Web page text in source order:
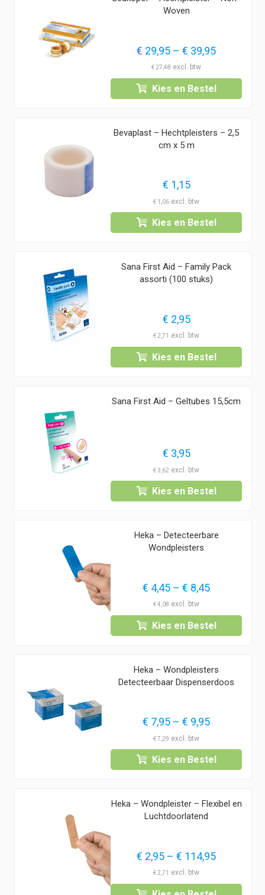
Woven
€ 29,95 – € 39,95
tot
€ 39,95
€27,48
Kies en Bestel
Bevaplast – Hechtpleisters – 2,5
cm x 5 m
€ 1,15
€ 1,06
Kies en Bestel
Sana First Aid – Family Pack
assorti (100 stuks)
€ 2,95
€2,71
Kies en Bestel
Sana First Aid – Geltubes 15,5cm
€ 3,95
€3,62
Kies en Bestel
Heka – Detecteerbare
Wondpleisters
€ 4,45 – € 8,45Prijsklasse:
tot
€ 8,45
€4,08
Kies en Bestel
Heka – Wondpleisters
Detecteerbaar Dispenserdoos
€ 7,95 – € 9,95Prijsklasse:
tot
€ 9,95
€7,29
Kies en Bestel
Heka – Wondpleister – Flexibel en
Luchtdoorlatend
€ 2,95 – € 114,95
tot
€2,71